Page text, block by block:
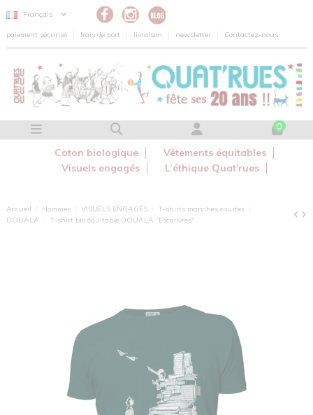
Panneau de gestion des cookies
Français
paiement sécurisé frais de port livraison newsletter Contactez-nous
0
Coton biologique
Vêtements équitables
Visuels engagés
L’éthique Quat'rues
Accueil Hommes VISUELS ENGAGÉS
T-shirts manches courtes
DOUALA
T-shirt bio équitable DOUALA "Escalivres"